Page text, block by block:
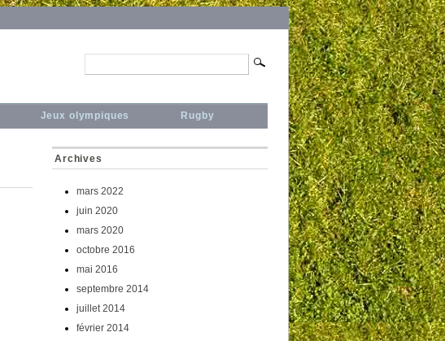
Jeux olympiques Rugby
Archives
mars 2022
juin 2020
mars 2020
octobre 2016
mai 2016
septembre 2014
juillet 2014
février 2014